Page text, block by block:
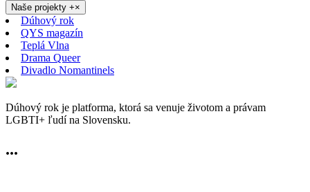
Naše projekty +×
Dúhový rok
QYS magazín
Teplá Vlna
Drama Queer
Divadlo Nomantinels
Dúhový rok je platforma, ktorá sa venuje životom a právam
LGBTI+ ľudí na Slovensku.
...